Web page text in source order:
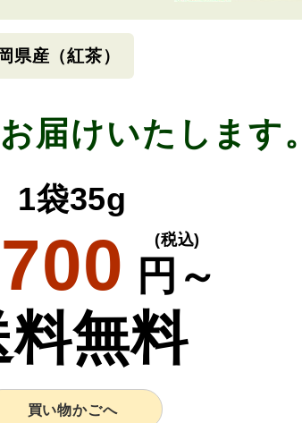
県産（紅茶）
届けいたします。
1袋35g
円～
(税込)
料無料
買い物かごへ